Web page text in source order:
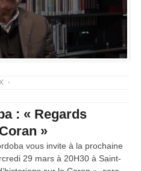
: « Regards
»
vous invite à la prochaine
29 mars à 20H30 à Saint-